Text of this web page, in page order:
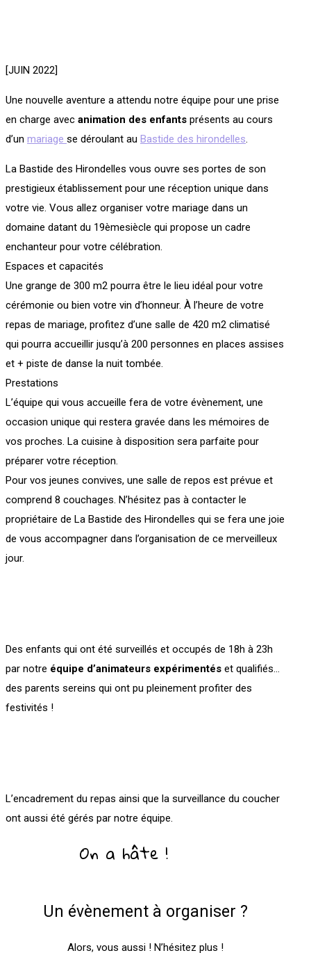
[JUIN 2022]
Une nouvelle aventure a attendu notre équipe pour une prise
en charge avec animation des enfants présents au cours
d’un mariage se déroulant au Bastide des hirondelles.
La Bastide des Hirondelles vous ouvre ses portes de son
prestigieux établissement pour une réception unique dans
votre vie. Vous allez organiser votre mariage dans un
domaine datant du 19èmesiècle qui propose un cadre
enchanteur pour votre célébration.
Espaces et capacités
Une grange de 300 m2 pourra être le lieu idéal pour votre
cérémonie ou bien votre vin d’honneur. À l’heure de votre
repas de mariage, profitez d’une salle de 420 m2 climatisé
qui pourra accueillir jusqu’à 200 personnes en places assises
et + piste de danse la nuit tombée.
Prestations
L’équipe qui vous accueille fera de votre évènement, une
occasion unique qui restera gravée dans les mémoires de
vos proches. La cuisine à disposition sera parfaite pour
préparer votre réception.
Pour vos jeunes convives, une salle de repos est prévue et
comprend 8 couchages. N’hésitez pas à contacter le
propriétaire de La Bastide des Hirondelles qui se fera une joie
de vous accompagner dans l’organisation de ce merveilleux
jour.
Des enfants qui ont été surveillés et occupés de 18h à 23h
par notre équipe d’animateurs expérimentés et qualifiés…
des parents sereins qui ont pu pleinement profiter des
festivités !
L’encadrement du repas ainsi que la surveillance du coucher
ont aussi été gérés par notre équipe.
On a hâte !
Un évènement à organiser ?
Alors, vous aussi ! N’hésitez plus !